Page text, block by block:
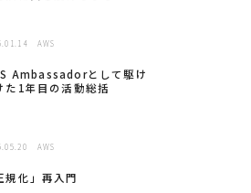
AWS
Ambassadorとして駆け
た1年目の活動総括
AWS
規化」再入門